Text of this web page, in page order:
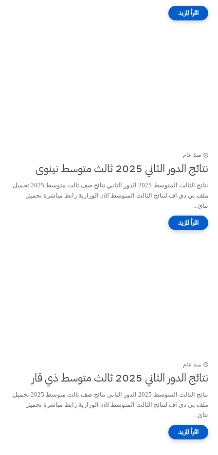
منذ عام
نتائج الدور الثاني 2025 ثالث متوسط نينوى
نتائج الثالث المتوسط 2025 الدور الثاني نتائج صف ثالث متوسط 2025 تحميل
ملف بي دي اف لنتائج الثالث المتوسط pdf الوزارية رابط مباشرة تحميل
نتائ...
منذ عام
نتائج الدور الثاني 2025 ثالث متوسط ذي قار
نتائج الثالث المتوسط 2025 الدور الثاني نتائج صف ثالث متوسط 2025 تحميل
ملف بي دي اف لنتائج الثالث المتوسط pdf الوزارية رابط مباشرة تحميل
نتائ...